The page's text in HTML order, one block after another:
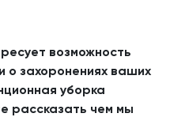
возможность
о захоронениях ваших
уборка
рассказать чем мы